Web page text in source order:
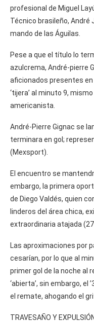
profesional de Miguel
Técnico brasileño, André
mando de las Águilas.
Pese a que el título lo
azulcrema, André-pierre
aficionados presentes
‘tijera’ al minuto 9,
americanista.
André-Pierre Gignac se
terminara en gol;
(Mexsport).
El encuentro se
embargo, la primera
de Diego Valdés, quien
linderos del área chica,
extraordinaria atajada
Las aproximaciones por
cesarían, por lo que al
primer gol de la noche al
‘abierta’, sin embargo, el
el remate, ahogando el
TRAVESAÑO Y